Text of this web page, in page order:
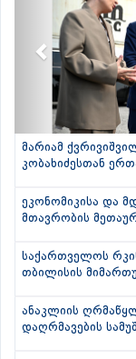
მარიამ
კობახიძესთან
ეკონომიკისა და
მთავრობის
საქართველოს
თბილისის
ანაკლიის
დაღრმავების